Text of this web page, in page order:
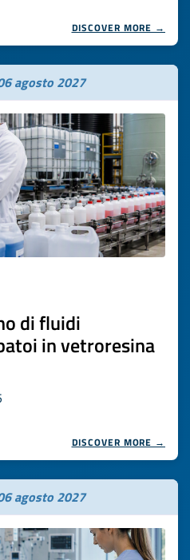
DISCOVER MORE →
agosto 2027
di fluidi
in vetroresina
DISCOVER MORE →
agosto 2027